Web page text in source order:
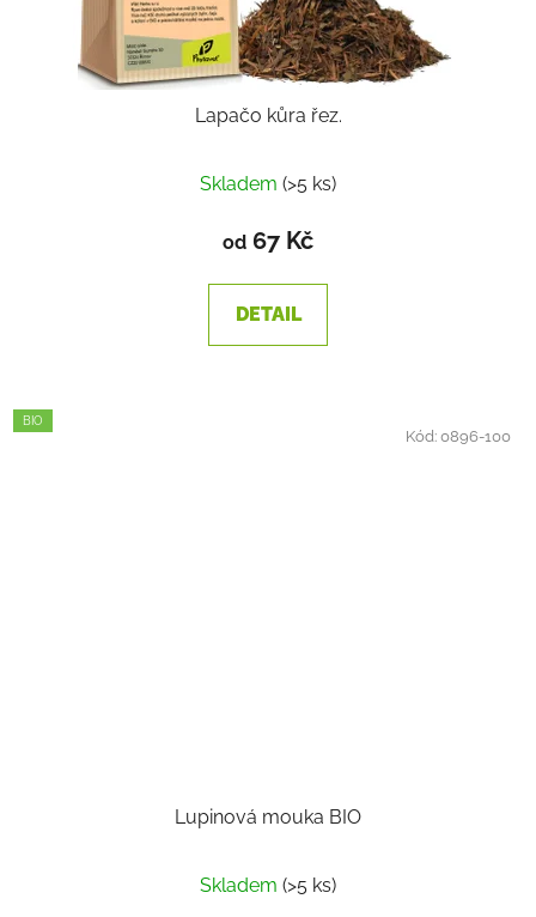
Lapačo kůra řez.
Skladem (>5 ks)
od 67 Kč
DETAIL
BIO
Lupinová mouka BIO
Skladem (>5 ks)
Kód:0896-100